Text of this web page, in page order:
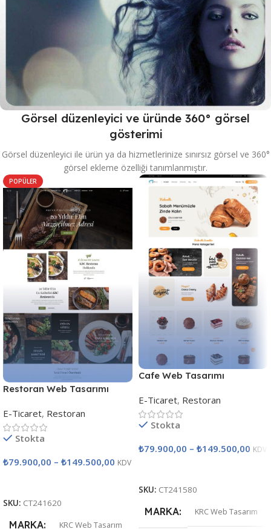
Görsel düzenleyici ve üründe 360° görsel
gösterimi
Görsel düzenleyici ile ürün ya da hizmetlerinize sınırsız görsel ve 360°
görsel ekleme özelliği tanımlanmıştır.
POPÜLER
Restoran Web Tasarımı
E-Ticaret, Restoran
Stokta
₺79.900,00 – ₺149.500,00 KDV
SKU: CT241620
MARKA KRC Web Tasarım
Cafe Web Tasarımı
E-Ticaret, Restoran
Stokta
₺79.900,00 – ₺149.500,00 KDV
SKU: CT241580
MARKA KRC Web Tasarım